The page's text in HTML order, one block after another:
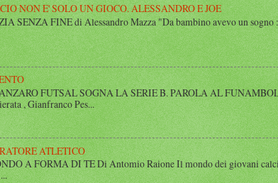
NON E' SOLO UN GIOCO. ALESSANDRO E JOE
SENZA FINE di Alessandro Mazza "Da bambino avevo un sogno
FUTSAL SOGNA LA SERIE B. PAROLA AL
, Gianfranco Pes...
ATLETICO
A FORMA DI TE Di Antomio Raione Il mondo dei giovani